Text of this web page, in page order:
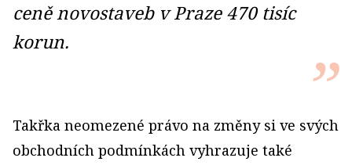
ceně novostaveb v Praze 470 tisíc
korun.
Takřka neomezené právo na změny si ve svých
obchodních podmínkách vyhrazuje také